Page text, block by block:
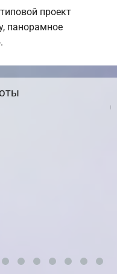
проект
панорамное